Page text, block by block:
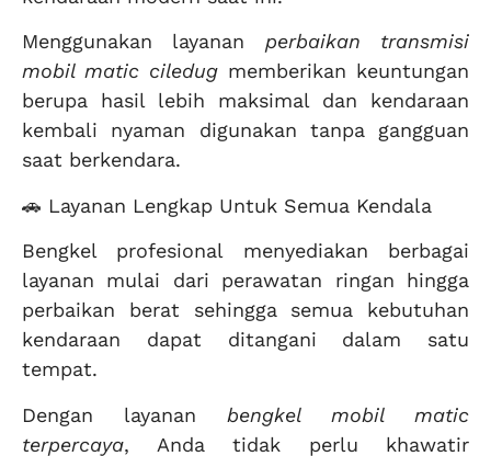
Menggunakan layanan perbaikan transmisi
mobil matic ciledug memberikan keuntungan
berupa hasil lebih maksimal dan kendaraan
kembali nyaman digunakan tanpa gangguan
saat berkendara.
🚗 Layanan Lengkap Untuk Semua Kendala
Bengkel profesional menyediakan berbagai
layanan mulai dari perawatan ringan hingga
perbaikan berat sehingga semua kebutuhan
kendaraan dapat ditangani dalam satu
tempat.
Dengan layanan bengkel mobil matic
terpercaya, Anda tidak perlu khawatir